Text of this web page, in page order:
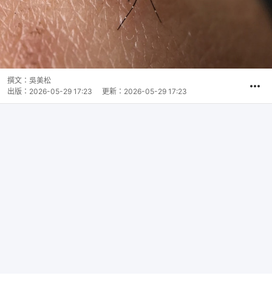
撰文： 吳美松
出版： 2026-05-29 17:23 更新： 2026-05-29 17:23